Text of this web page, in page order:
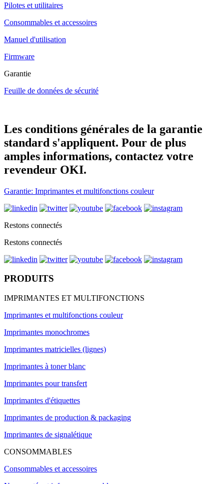
Pilotes et utilitaires
Consommables et accessoires
Manuel d'utilisation
Firmware
Garantie
Feuille de données de sécurité
Les conditions générales de la garantie
standard s'appliquent. Pour de plus
amples informations, contactez votre
revendeur OKI.
Garantie: Imprimantes et multifonctions couleur
Restons connectés
Restons connectés
PRODUITS
IMPRIMANTES ET MULTIFONCTIONS
Imprimantes et multifonctions couleur
Imprimantes monochromes
Imprimantes matricielles (lignes)
Imprimantes à toner blanc
Imprimantes pour transfert
Imprimantes d'étiquettes
Imprimantes de production & packaging
Imprimantes de signalétique
CONSOMMABLES
Consommables et accessoires